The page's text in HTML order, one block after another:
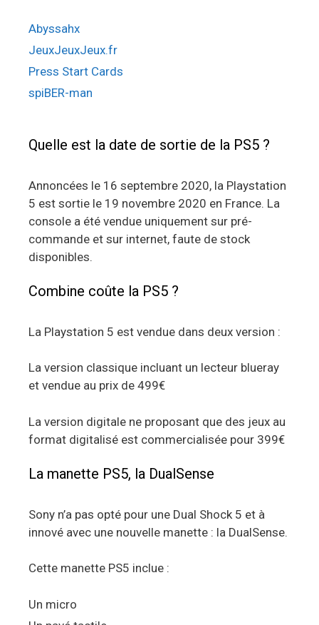
Abyssahx
JeuxJeuxJeux.fr
Press Start Cards
spiBER-man
Quelle est la date de sortie de la PS5 ?
Annoncées le 16 septembre 2020, la Playstation
5 est sortie le 19 novembre 2020 en France. La
console a été vendue uniquement sur pré-
commande et sur internet, faute de stock
disponibles.
Combine coûte la PS5 ?
La Playstation 5 est vendue dans deux version :
La version classique incluant un lecteur blueray
et vendue au prix de 499€
La version digitale ne proposant que des jeux au
format digitalisé est commercialisée pour 399€
La manette PS5, la DualSense
Sony n’a pas opté pour une Dual Shock 5 et à
innové avec une nouvelle manette : la DualSense.
Cette manette PS5 inclue :
Un micro